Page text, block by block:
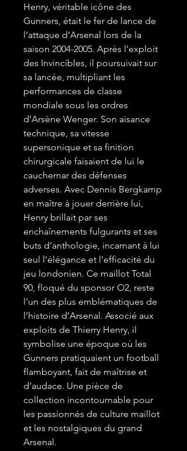
Henry, véritable icône des
Gunners, était le fer de lance de
l’attaque d’Arsenal lors de la
saison 2004-2005. Après l’exploit
des Invincibles, il poursuivait sur
sa lancée, multipliant les
performances de classe
mondiale sous les ordres
d’Arsène Wenger. Son aisance
technique, sa vitesse
supersonique et sa finition
chirurgicale faisaient de lui le
cauchemar des défenses
adverses. Avec Dennis Bergkamp
en maître à jouer derrière lui,
Henry brillait par ses
enchaînements fulgurants et ses
buts d’anthologie, incarnant à lui
seul l’élégance et l’efficacité du
jeu londonien. Ce maillot Total
90, floqué du sponsor O2, reste
l’un des plus emblématiques de
l’histoire d’Arsenal. Associé aux
exploits de Thierry Henry, il
symbolise une époque où les
Gunners pratiquaient un football
flamboyant, fait de maîtrise et
d’audace. Une pièce de
collection incontournable pour
les passionnés de culture maillot
et les nostalgiques du grand
Arsenal.